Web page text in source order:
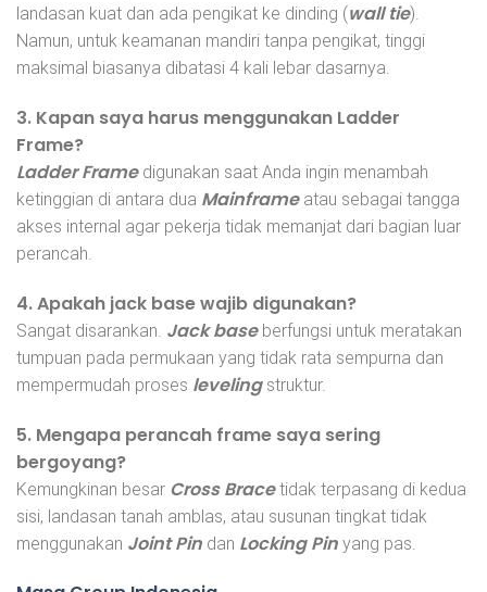
landasan kuat dan ada pengikat ke dinding (wall tie).
Namun, untuk keamanan mandiri tanpa pengikat, tinggi
maksimal biasanya dibatasi 4 kali lebar dasarnya.
3. Kapan saya harus menggunakan Ladder
Frame?
Ladder Framedigunakan saat Anda ingin menambah
ketinggian di antara dua Mainframeatau sebagai tangga
akses internal agar pekerja tidak memanjat dari bagian luar
perancah.
4. Apakah jack base wajib digunakan?
Sangat disarankan. Jack baseberfungsi untuk meratakan
tumpuan pada permukaan yang tidak rata sempurna dan
mempermudah proses levelingstruktur.
5. Mengapa perancah frame saya sering
bergoyang?
Kemungkinan besar Cross Bracetidak terpasang di kedua
sisi, landasan tanah amblas, atau susunan tingkat tidak
menggunakan Joint Pin dan Locking Pin yang pas.